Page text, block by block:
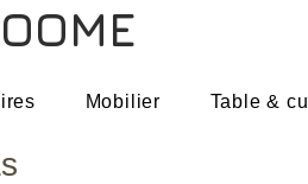
Mobilier Table &